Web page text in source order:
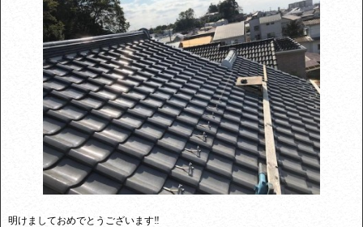
明けましておめでとうございます‼︎